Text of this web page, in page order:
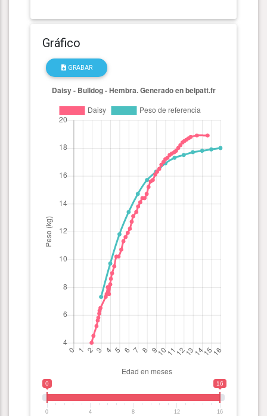
Gráfico
GRABAR
0 16
0 4 8 12 16